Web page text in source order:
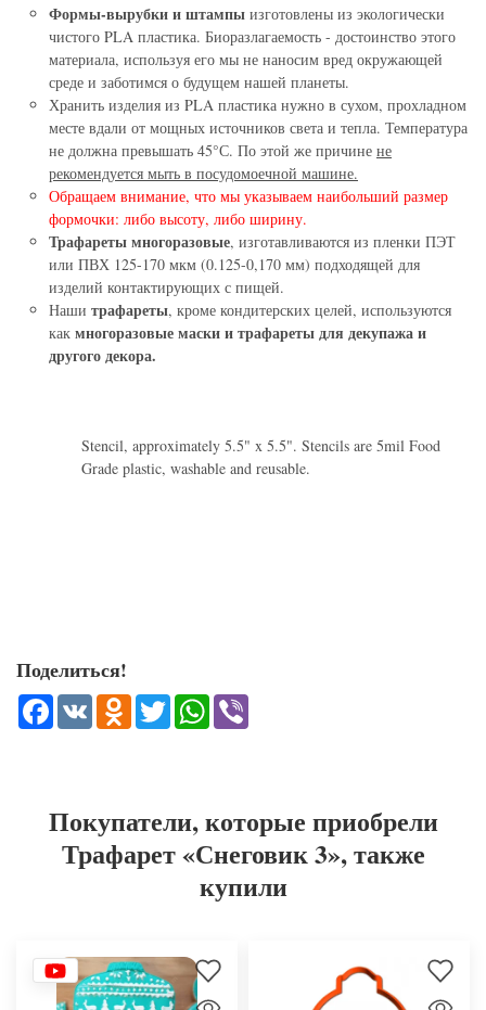
Формы-вырубки и штампы изготовлены из экологически
чистого PLA пластика. Биоразлагаемость - достоинство этого
материала, используя его мы не наносим вред окружающей
среде и заботимся о будущем нашей планеты.
Хранить изделия из PLA пластика нужно в сухом, прохладном
месте вдали от мощных источников света и тепла. Температура
не должна превышать 45°С. По этой же причине не
рекомендуется мыть в посудомоечной машине.
Обращаем внимание, что мы указываем наибольший размер
формочки: либо высоту, либо ширину.
Трафареты многоразовые, изготавливаются из пленки ПЭТ
или ПВХ 125-170 мкм (0.125-0,170 мм) подходящей для
изделий контактирующих с пищей.
Наши трафареты, кроме кондитерских целей, используются
как многоразовые маски и трафареты для декупажа и
другого декора.
Stencil, approximately 5.5" x 5.5". Stencils are 5mil Food
Grade plastic, washable and reusable.
Поделиться!
Facebook
VK Odnoklassniki
TwitterWhatsApp
Покупатели, которые приобрели
Трафарет «Снеговик 3», также
купили